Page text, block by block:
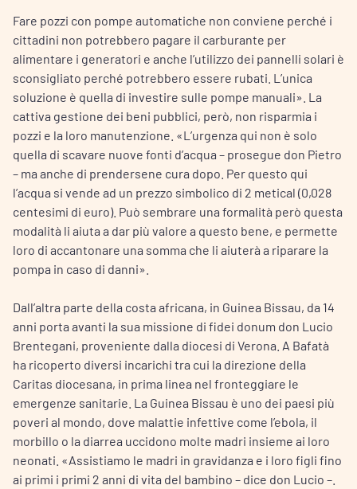
Fare pozzi con pompe automatiche non conviene perché i
cittadini non potrebbero pagare il carburante per
alimentare i generatori e anche l’utilizzo dei pannelli solari è
sconsigliato perché potrebbero essere rubati. L’unica
soluzione è quella di investire sulle pompe manuali». La
cattiva gestione dei beni pubblici, però, non risparmia i
pozzi e la loro manutenzione. «L’urgenza qui non è solo
quella di scavare nuove fonti d’acqua – prosegue don Pietro
– ma anche di prendersene cura dopo. Per questo qui
l’acqua si vende ad un prezzo simbolico di 2 metical (0,028
centesimi di euro). Può sembrare una formalità però questa
modalità li aiuta a dar più valore a questo bene, e permette
loro di accantonare una somma che li aiuterà a riparare la
pompa in caso di danni».
Dall’altra parte della costa africana, in Guinea Bissau, da 14
anni porta avanti la sua missione di fidei donum don Lucio
Brentegani, proveniente dalla diocesi di Verona. A Bafatà
ha ricoperto diversi incarichi tra cui la direzione della
Caritas diocesana, in prima linea nel fronteggiare le
emergenze sanitarie. La Guinea Bissau è uno dei paesi più
poveri al mondo, dove malattie infettive come l’ebola, il
morbillo o la diarrea uccidono molte madri insieme ai loro
neonati. «Assistiamo le madri in gravidanza e i loro figli fino
ai primi i primi 2 anni di vita del bambino – dice don Lucio –.